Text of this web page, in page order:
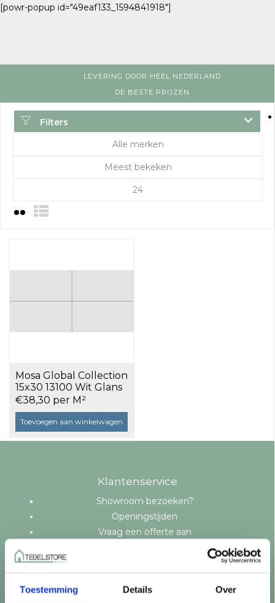
Toestemming Details Over
[powr-popup id="49eaf133_1594841918"]
LEVERING DOOR HEEL NEDERLAND
DE BESTE PRIJZEN
Filters
Alle merken
Meest bekeken
24
Mosa Global Collection
15x30 13100 Wit Glans
a 0,95 m²
€38,30 per M²
Toevoegen aan winkelwagen
Klantenservice
Showroom bezoeken?
Openingstijden
Vraag een offerte aan
Controle vóór verwerking